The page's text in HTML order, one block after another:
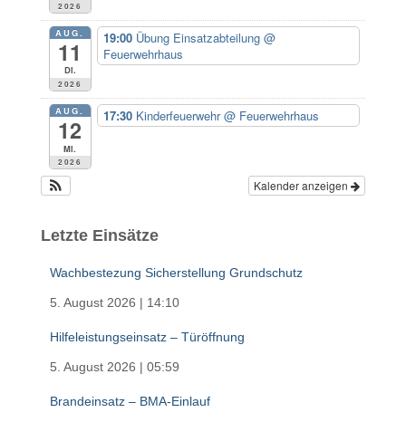
:
2026
AUG.
11
Di.
2026
19:00 Übung Einsatzabteilung @
Feuerwehrhaus
AUG.
12
Mi.
2026
17:30 Kinderfeuerwehr@ Feuerwehrhaus
Kalender anzeigen
Letzte Einsätze
Wachbestezung Sicherstellung Grundschutz
5. August 2026 | 14:10
Hilfeleistungseinsatz – Türöffnung
5. August 2026 | 05:59
Brandeinsatz – BMA-Einlauf